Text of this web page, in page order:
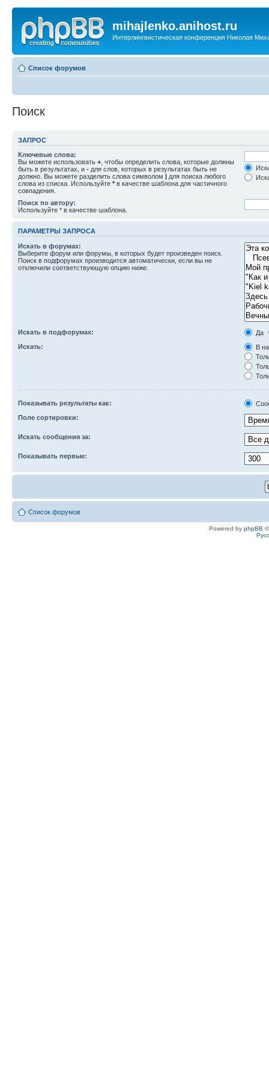
mihajlenko.anihost.ru
Интерлингвистическая конференция Николая
Список форумов
Поиск
ЗАПРОС
Ключевые слова:
Вы можете использовать + , чтобы определить слова, которые должны
быть в результатах, и - для слов, которых в результатах быть не
должно. Вы можете разделить слова символом | для поиска любого
слова из списка. Используйте * в качестве шаблона для частичного
совпадения.
Поиск по автору:
Используйте * в качестве шаблона.
ПАРАМЕТРЫ ЗАПРОСА
Искать в форумах:
Выберите форум или форумы, в которых будет произведен поиск.
Поиск в подфорумах производится автоматически, если вы не
отключили соответствующую опцию ниже.
Искать в подфорумах:
Да
Искать:
В
Показывать результаты как:
Поле сортировки:
Искать сообщения за:
Показывать первые:
Список форумов
Powered by phpBB